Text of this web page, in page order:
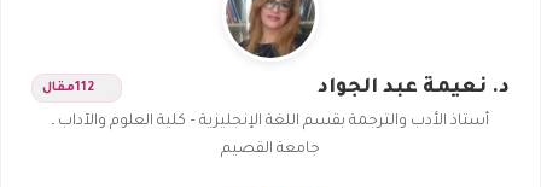
د. نعيمة عبد الجواد 112مقال
أستاذ الأدب والترجمة بقسم اللغة الإنجليزية – كلية العلوم والآداب ـ
جامعة القصيم